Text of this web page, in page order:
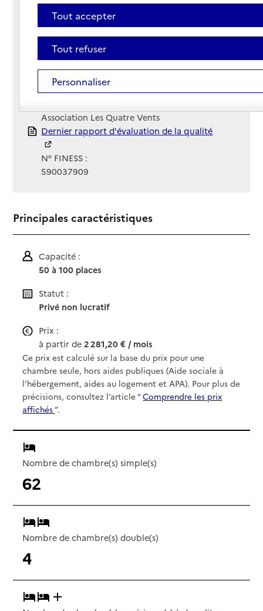
59199 - Bruille-Saint-Amand
Voir itinéraire
Téléphone :
03 27 20 59 34
Contact
Contact
Site Internet
Site internet non renseigné
Association Les Quatre Vents
Rapport HAS
Dernier rapport d'évaluation de la qualité
N° FINESS :
590037909
Principales caractéristiques
Capacité :
50 à 100 places
Statut :
Privé non lucratif
Prix :
à partir de2 281,20 € / mois
Ce prix est calculé sur la base du prix pour une
chambre seule, hors aides publiques (Aide sociale à
l’hébergement, aides au logement et APA). Pour plus de
précisions, consultez l’article “Comprendre les prix
affichés”.
Nombre de chambre(s) simple(s)
62
Nombre de chambre(s) double(s)
4
Tout accepter
Tout refuser
Personnaliser